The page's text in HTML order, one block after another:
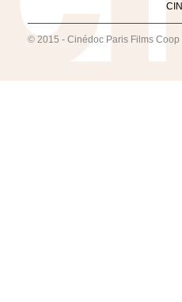
© 2015 - Cinédoc Paris Films Coop